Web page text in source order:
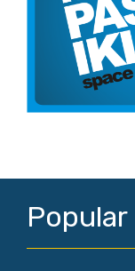
Popular